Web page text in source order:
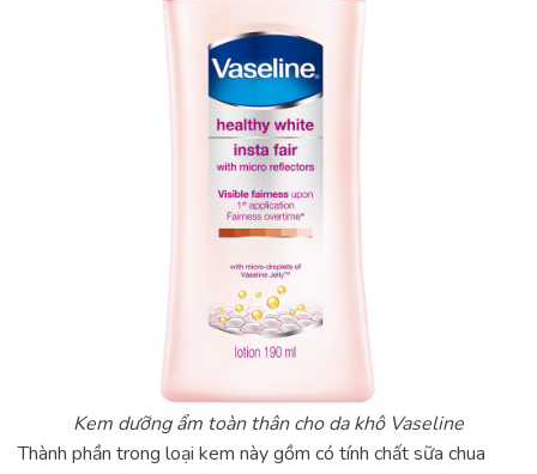
Kem dưỡng ẩm toàn thân cho da khô Vaseline
Thành phần trong loại kem này gồm có tính chất sữa chua